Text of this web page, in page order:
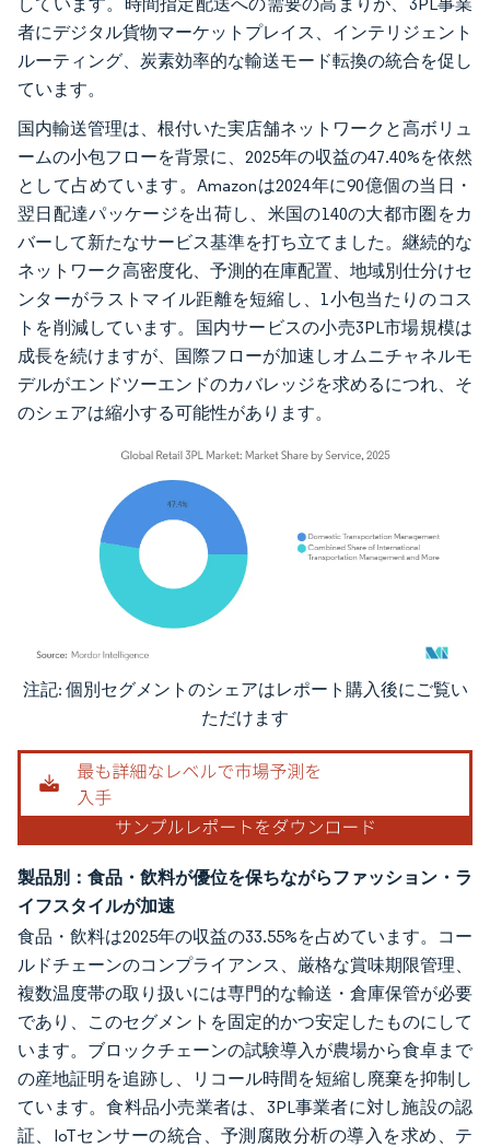
者にデジタル貨物マーケットプレイス、インテリジェント
ルーティング、炭素効率的な輸送モード転換の統合を促し
ています。
国内輸送管理は、根付いた実店舗ネットワークと高ボリュ
ームの小包フローを背景に、2025年の収益の47.40%を依然
として占めています。Amazonは2024年に90億個の当日・
翌日配達パッケージを出荷し、米国の140の大都市圏をカ
バーして新たなサービス基準を打ち立てました。継続的な
ネットワーク高密度化、予測的在庫配置、地域別仕分けセ
ンターがラストマイル距離を短縮し、1小包当たりのコス
トを削減しています。国内サービスの小売3PL市場規模は
成長を続けますが、国際フローが加速しオムニチャネルモ
デルがエンドツーエンドのカバレッジを求めるにつれ、そ
のシェアは縮小する可能性があります。
画像 © Mordor Intelligence。再利用にはCC BY 4.0の表示が必要です。
注記: 個別セグメントのシェアはレポート購入後にご覧い
ただけます
製品別：食品・飲料が優位を保ちながらファッション・ラ
イフスタイルが加速
食品・飲料は2025年の収益の33.55%を占めています。コー
ルドチェーンのコンプライアンス、厳格な賞味期限管理、
複数温度帯の取り扱いには専門的な輸送・倉庫保管が必要
であり、このセグメントを固定的かつ安定したものにして
います。ブロックチェーンの試験導入が農場から食卓まで
の産地証明を追跡し、リコール時間を短縮し廃棄を抑制し
ています。食料品小売業者は、3PL事業者に対し施設の認
証、IoTセンサーの統合、予測腐敗分析の導入を求め、テ